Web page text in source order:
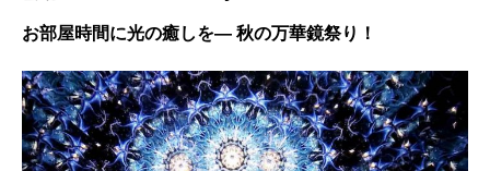
お部屋時間に光の癒しを― 秋の万華鏡祭り！